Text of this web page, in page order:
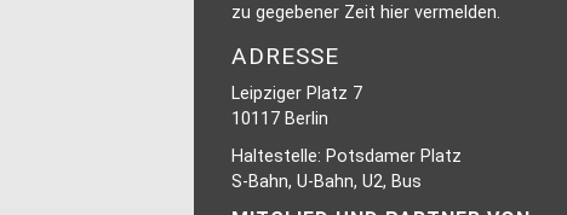
zu gegebener Zeit hier vermelden.
ADRESSE
Leipziger Platz 7
10117 Berlin
Haltestelle: Potsdamer Platz
S-Bahn, U-Bahn, U2, Bus